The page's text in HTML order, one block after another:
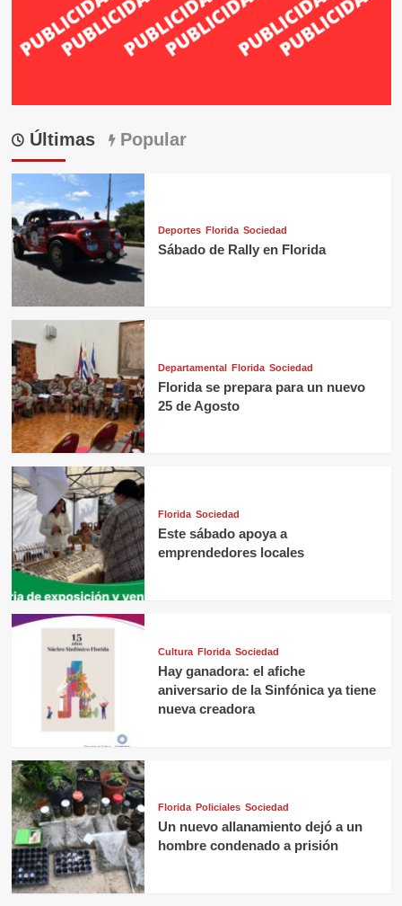
Últimas Popular
Deportes Florida Sociedad
Sábado de Rally en Florida
Departamental Florida Sociedad
Florida se prepara para un nuevo
25 de Agosto
Florida Sociedad
Este sábado apoya a
emprendedores locales
Cultura Florida Sociedad
Hay ganadora: el afiche
aniversario de la Sinfónica ya tiene
nueva creadora
Florida Policiales Sociedad
Un nuevo allanamiento dejó a un
hombre condenado a prisión